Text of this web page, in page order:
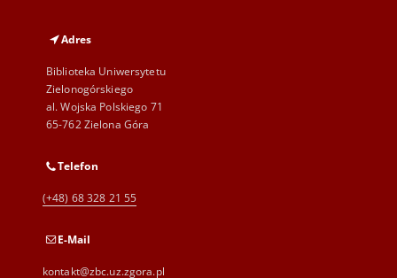
Adres
Biblioteka Uniwersytetu
Zielonogórskiego
al. Wojska Polskiego 71
65-762 Zielona Góra
Telefon
(+48) 68 328 21 55
E-Mail
kontakt@zbc.uz.zgora.pl